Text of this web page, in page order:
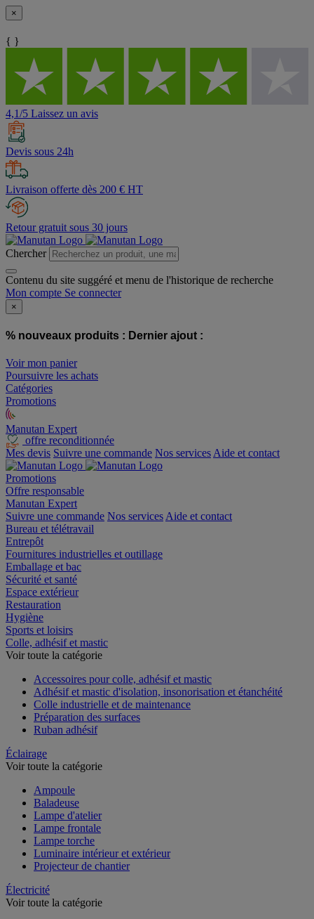
×
{ }
4,1/5 Laissez un avis
Devis sous 24h
Livraison offerte dès 200 € HT
Retour gratuit sous 30 jours
Chercher
Contenu du site suggéré et menu de l'historique de recherche
Mon compte Se connecter
×
% nouveaux produits : Dernier ajout :
Voir mon panier
Poursuivre les achats
Catégories
Promotions
Manutan Expert
offre reconditionnée
Mes devis Suivre une commande Nos services Aide et contact
Promotions
Offre responsable
Manutan Expert
Suivre une commande Nos services Aide et contact
Bureau et télétravail
Entrepôt
Fournitures industrielles et outillage
Emballage et bac
Sécurité et santé
Espace extérieur
Restauration
Hygiène
Sports et loisirs
Colle, adhésif et mastic
Voir toute la catégorie
Accessoires pour colle, adhésif et mastic
Adhésif et mastic d'isolation, insonorisation et étanchéité
Colle industrielle et de maintenance
Préparation des surfaces
Ruban adhésif
Éclairage
Voir toute la catégorie
Ampoule
Baladeuse
Lampe d'atelier
Lampe frontale
Lampe torche
Luminaire intérieur et extérieur
Projecteur de chantier
Électricité
Voir toute la catégorie